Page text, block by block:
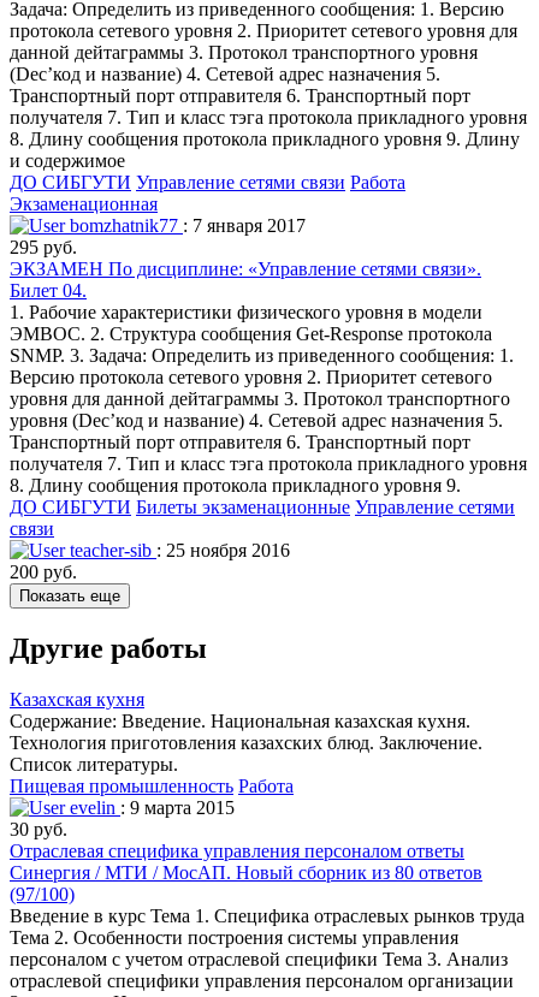
Задача: Определить из приведенного сообщения: 1. Версию
протокола сетевого уровня 2. Приоритет сетевого уровня для
данной дейтаграммы 3. Протокол транспортного уровня
(Dec’код и название) 4. Сетевой адрес назначения 5.
Транспортный порт отправителя 6. Транспортный порт
получателя 7. Тип и класс тэга протокола прикладного уровня
8. Длину сообщения протокола прикладного уровня 9. Длину
и содержимое
ДО СИБГУТИ Управление сетями связи Работа
Экзаменационная
bomzhatnik77 : 7 января 2017
295 руб.
ЭКЗАМЕН По дисциплине: «Управление сетями связи».
Билет 04.
1. Рабочие характеристики физического уровня в модели
ЭМВОС. 2. Структура сообщения Get-Response протокола
SNMP. 3. Задача: Определить из приведенного сообщения: 1.
Версию протокола сетевого уровня 2. Приоритет сетевого
уровня для данной дейтаграммы 3. Протокол транспортного
уровня (Dec’код и название) 4. Сетевой адрес назначения 5.
Транспортный порт отправителя 6. Транспортный порт
получателя 7. Тип и класс тэга протокола прикладного уровня
8. Длину сообщения протокола прикладного уровня 9.
ДО СИБГУТИ Билеты экзаменационные Управление сетями
связи
teacher-sib : 25 ноября 2016
200 руб.
Показать еще
Другие работы
Казахская кухня
Содержание: Введение. Национальная казахская кухня.
Технология приготовления казахских блюд. Заключение.
Список литературы.
Пищевая промышленность Работа
evelin : 9 марта 2015
30 руб.
Отраслевая специфика управления персоналом ответы
Синергия / МТИ / МосАП. Новый сборник из 80 ответов
(97/100)
Введение в курс Тема 1. Специфика отраслевых рынков труда
Тема 2. Особенности построения системы управления
персоналом с учетом отраслевой специфики Тема 3. Анализ
отраслевой специфики управления персоналом организации